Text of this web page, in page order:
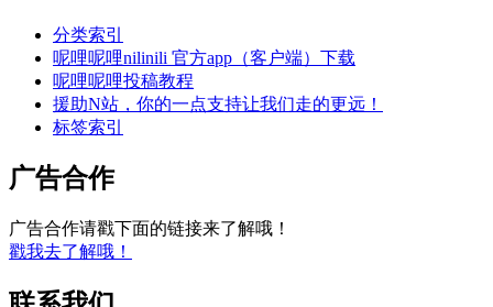
分类索引
呢哩呢哩nilinili 官方app（客户端）下载
呢哩呢哩投稿教程
援助N站，你的一点支持让我们走的更远！
标签索引
广告合作
广告合作请戳下面的链接来了解哦！
戳我去了解哦！